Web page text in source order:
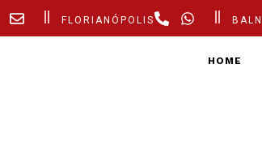
FLORIANÓPOLIS
HOME